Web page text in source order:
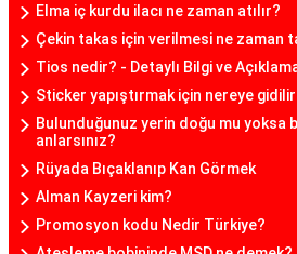
Elma iç kurdu ilacı ne zaman atılır?
Çekin takas için verilmesi ne zaman
Tios nedir? - Detaylı Bilgi ve
Sticker yapıştırmak için nereye
Bulunduğunuz yerin doğu mu yoksa
anlarsınız?
Rüyada Bıçaklanıp Kan Görmek
Alman Kayzeri kim?
Promosyon kodu Nedir Türkiye?